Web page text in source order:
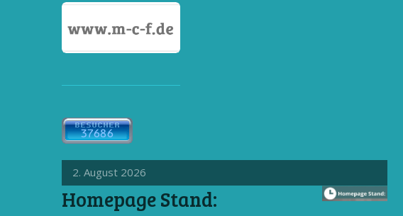
2. August 2026
Homepage Stand: